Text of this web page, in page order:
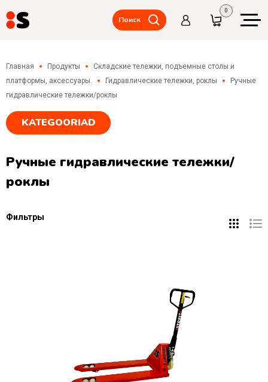
перекрытия(мезанины)
Складские
подъемные
столы и
платформы,
Металлические
лестницы,
стремянки,
Поиск
0
Главная Продукты
Складские тележки, подъемные столы и
платформы, аксессуары.
Гидравлические тележки, роклы
Ручные
гидравлические тележки/роклы
KATEGOORIAD
Ручные гидравлические тележки/
роклы
Фильтры